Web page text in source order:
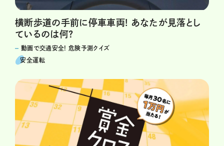
横断歩道の手前に停車車両! あなたが見落とし
ているのは何?
動画で交通安全! 危険予測クイズ
安全運転